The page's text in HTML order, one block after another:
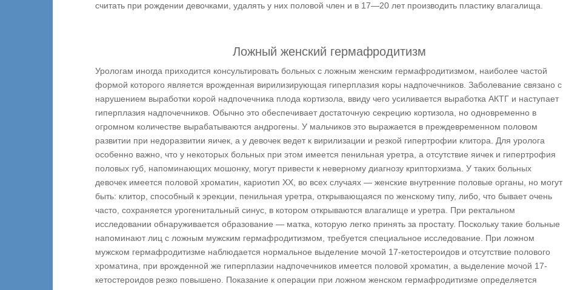
считать при рождении девочками, удалять у них половой член и в 17—20 лет производить пластику влагалища.
Ложный женский гермафродитизм
Урологам иногда приходится консультировать больных с ложным женским гермафродитизмом, наиболее частой
формой которого является врожденная вирилизирующая гиперплазия коры надпочечников. Заболевание связано с
нарушением выработки корой надпочечника плода кортизола, ввиду чего усиливается выработка АКТГ и наступает
гиперплазия надпочечников. Обычно это обеспечивает достаточную секрецию кортизола, но одновременно в
огромном количестве вырабатываются андрогены. У мальчиков это выражается в преждевременном половом
развитии при недоразвитии яичек, а у девочек ведет к вирилизации и резкой гипертрофии клитора. Для уролога
особенно важно, что у некоторых больных при этом имеется пенильная уретра, а отсутствие яичек и гипертрофия
половых губ, напоминающих мошонку, могут привести к неверному диагнозу крипторхизма. У таких больных
девочек имеется половой хроматин, кариотип XX, во всех случаях — женские внутренние половые органы, но могут
быть: клитор, способный к эрекции, пенильная уретра, открывающаяся по женскому типу, либо, что бывает очень
часто, сохраняется урогенитальный синус, в котором открываются влагалище и уретра. При ректальном
исследовании обнаруживается образование — матка, которую легко принять за простату. Поскольку такие больные
напоминают лиц с ложным мужским гермафродитизмом, требуется специальное исследование. При ложном
мужском гермафродитизме наблюдается нормальное выделение мочой 17-кетостероидов и отсутствие полового
хроматина, при врожденной же гиперплазии надпочечников имеется половой хроматин, а выделение мочой 17-
кетостероидов резко повышено. Показание к операции при ложном женском гермафродитизме определяется